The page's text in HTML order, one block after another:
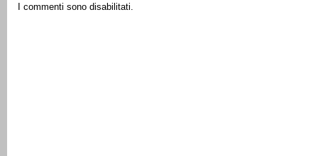
I commenti sono disabilitati.